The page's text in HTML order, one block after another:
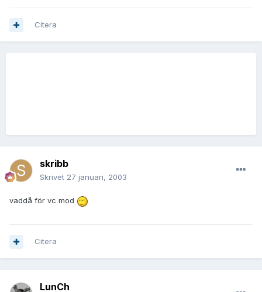
Citera
skribb
Skrivet 27 januari, 2003
vaddå för vc mod
Citera
LunCh